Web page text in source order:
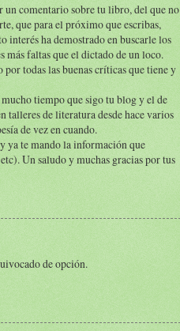
un comentario sobre tu libro, del que no
que para el próximo que escribas,
interés ha demostrado en buscarle los
más faltas que el dictado de un loco.
todas las buenas críticas que tiene y
tiempo que sigo tu blog y el de
talleres de literatura desde hace varios
de vez en cuando.
ya te mando la información que
Un saludo y muchas gracias por tus
de opción.